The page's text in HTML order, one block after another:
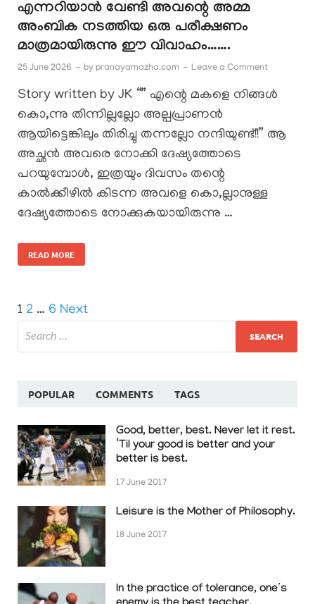
എന്നറിയാൻ വേണ്ടി അവന്റെ അമ്മ
അംബിക നടത്തിയ ഒരു പരീക്ഷണം
മാത്രമായിരുന്നു ഈ വിവാഹം…….
25 June 2026 - by pranayamazha.com - Leave a Comment
Story written by JK “” എന്റെ മകളെ നിങ്ങൾ
കൊ,ന്നു തിന്നില്ലല്ലോ അല്പപ്രാണൻ
ആയിട്ടെങ്കിലും തിരിച്ചു തന്നല്ലോ നന്ദിയുണ്ട്!!” ​ആ
അച്ഛൻ അവരെ നോക്കി ദേഷ്യത്തോടെ
പറയുമ്പോൾ, ഇത്രയും ദിവസം തന്റെ
കാൽക്കീഴിൽ കിടന്ന അവളെ കൊ,ല്ലാനുള്ള
ദേഷ്യത്തോടെ നോക്കുകയായിരുന്നു …
READ MORE
1 2 … 6 Next
POPULAR COMMENTS TAGS
Good, better, best. Never let it rest.
‘Til your good is better and your
better is best.
17 June 2017
Leisure is the Mother of Philosophy.
18 June 2017
In the practice of tolerance, one’s